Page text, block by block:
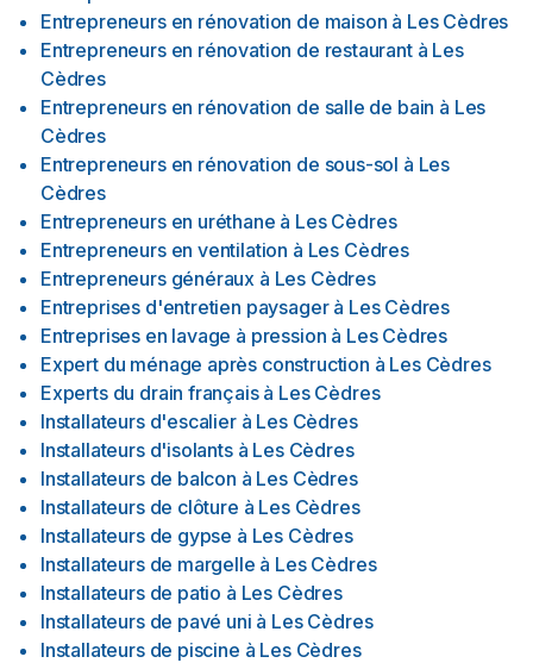
Entrepreneurs en rénovation de maison à Les Cèdres
Entrepreneurs en rénovation de restaurant à Les
Cèdres
Entrepreneurs en rénovation de salle de bain à Les
Cèdres
Entrepreneurs en rénovation de sous-sol à Les
Cèdres
Entrepreneurs en uréthane à Les Cèdres
Entrepreneurs en ventilation à Les Cèdres
Entrepreneurs généraux à Les Cèdres
Entreprises d'entretien paysager à Les Cèdres
Entreprises en lavage à pression à Les Cèdres
Expert du ménage après construction à Les Cèdres
Experts du drain français à Les Cèdres
Installateurs d'escalier à Les Cèdres
Installateurs d'isolants à Les Cèdres
Installateurs de balcon à Les Cèdres
Installateurs de clôture à Les Cèdres
Installateurs de gypse à Les Cèdres
Installateurs de margelle à Les Cèdres
Installateurs de patio à Les Cèdres
Installateurs de pavé uni à Les Cèdres
Installateurs de piscine à Les Cèdres